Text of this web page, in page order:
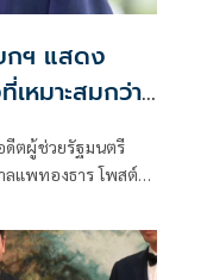
กฯ แสดง
เหมาะสมกว่า
ดีตผู้ช่วยรัฐมนตรี
ลแพทองธาร โพสต์